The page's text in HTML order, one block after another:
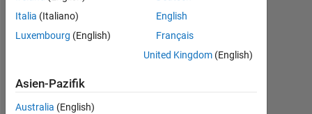
in
a
Italia (Italiano)
Luxembourg (English)
English
Français
United Kingdom (English)
Asien-Pazifik
Australia (English)